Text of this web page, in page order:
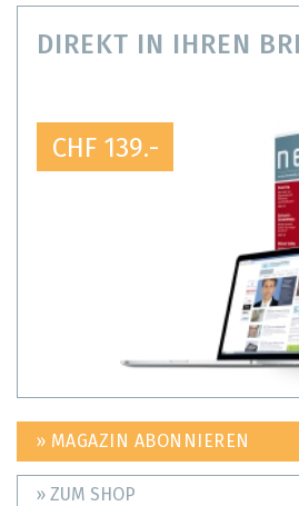
DIREKT IN IHREN
CHF 139.-
» MAGAZIN ABONNIEREN
» ZUM SHOP